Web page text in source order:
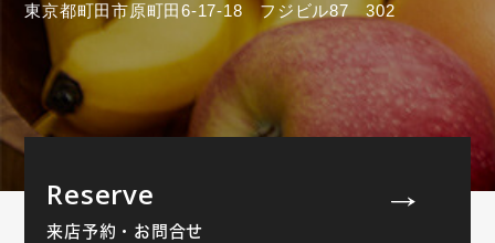
東京都町田市原町田6-17-18 フジビル87 302
Reserve
来店予約・お問合せ